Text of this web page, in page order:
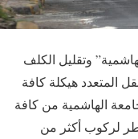
وتقليل الكلف
المتعدد هيكلة كافة
الهاشمية من كافة
لركوب أكثر من